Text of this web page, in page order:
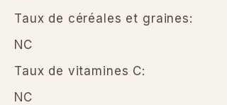
Taux de céréales et graines:
NC
Taux de vitamines C:
NC